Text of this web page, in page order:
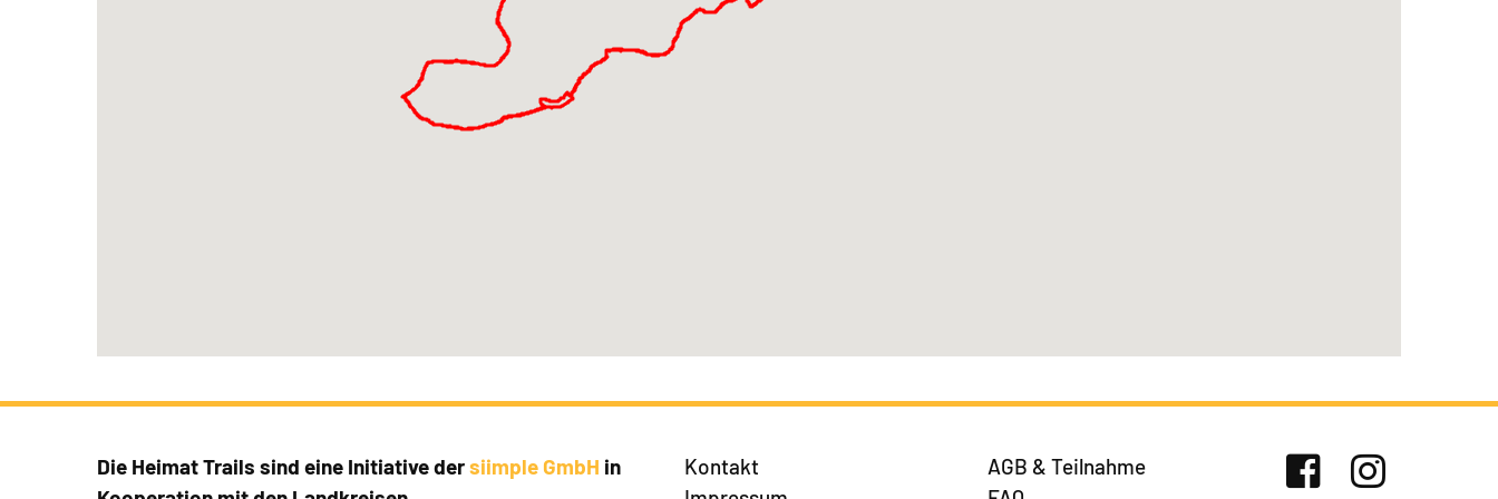
Die Heimat Trails sind eine Initiative dersiimple GmbH in
Kontakt
AGB & Teilnahme